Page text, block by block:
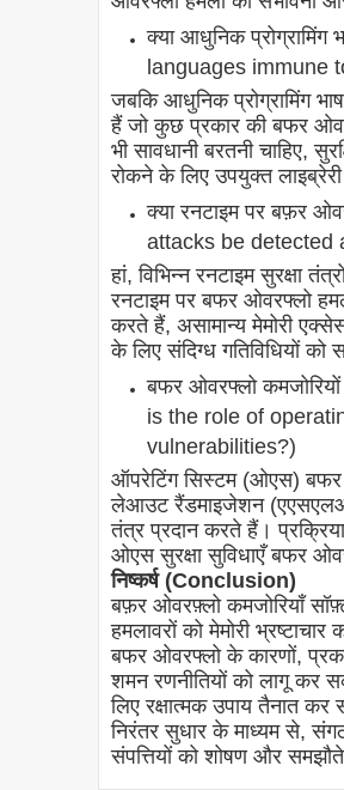
क्या आधुनिक
languages immune
जबकि आधुनिक प्रोग्रामिंग
हैं जो कुछ प्रकार की बफर
भी सावधानी बरतनी चाहिए,
रोकने के लिए उपयुक्त
क्या रनटाइम पर बफ़र
attacks be detected
हां, विभिन्न रनटाइम सुरक्षा
रनटाइम पर बफर ओवरफ्लो
करते हैं, असामान्य मेमोरी
के लिए संदिग्ध गतिविधियों को
बफर ओवरफ्लो
is the role of
vulnerabilities?)
ऑपरेटिंग सिस्टम (ओएस) बफर
लेआउट रैंडमाइजेशन
तंत्र प्रदान करते हैं।
ओएस सुरक्षा सुविधाएँ बफर
निष्कर्ष (Conclusion)
बफ़र ओवरफ़्लो कमजोरियाँ
हमलावरों को मेमोरी
बफर ओवरफ्लो के कारणों,
शमन रणनीतियों को लागू कर
लिए रक्षात्मक उपाय तैनात
निरंतर सुधार के माध्यम से,
संपत्तियों को शोषण और